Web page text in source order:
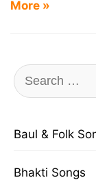
More »
Search
for:
Baul & Folk
Bhakti Songs